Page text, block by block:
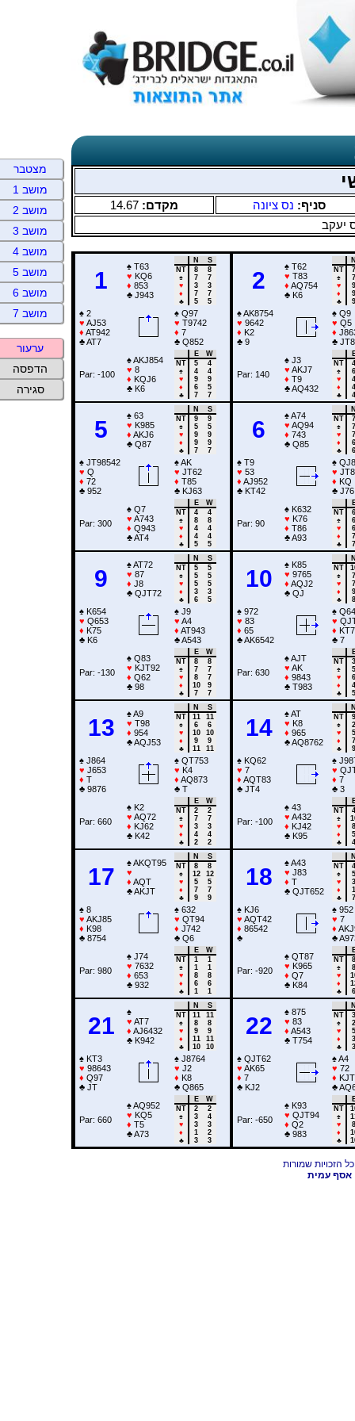
סניף: נס ציונה מקדם: 14.67
יעקב
1
♠ T63
♥ KQ6
♦ 853
♣ J943
N
S
NT
8
8
♠
7
7
♥
3
3
♦
7
7
♣
5 5
♠ 2
♥ AJ53
♦ AT942
♣AT7
♠ Q97
♥ T9742
♦ 7
♣ Q852
Par: -100
♠AKJ854
♥ 8
♦ KQJ6
♣ K6
E
W
NT
5
4
♠
4
4
♥
9
9
♦
6
5
♣
7 7
2
♠ T62
♥ T83
♦ AQ754
♣ K6
NT
7
♠
7
♥
9
♦
9
♣
9
♠AK8754
♥ 9642
♦ K2
♣ 9
♠ Q9
♥ Q5
♦
♣
Par: 140
♠ J3
♥ AKJ7
♦ T9
♣AQ432
NT
4
♠
6
♥
4
♦
4
♣
4
5
♠ 63
♥ K985
♦ AKJ6
♣ Q87
N
S
NT
9
9
♠
5
5
♥
9
9
♦
9
9
♣
7 7
♠ JT98542
♥ Q
♦ 72
♣ 952
♠AK
♥ JT62
♦ T85
♣ KJ63
Par: 300
♠ Q7
♥ A743
♦ Q943
♣AT4
E
W
NT
4
4
♠
8
8
♥
4
4
♦
4
4
♣
5 5
6
♠A74
♥ AQ94
♦ 743
♣ Q85
NT
7
♠
7
♥
7
♦
6
♣
6
♠ T9
♥ 53
♦ AJ952
♣ KT42
♠
♥
♦ KQ
♣ J76
Par: 90
♠ K632
♥ K76
♦ T86
♣A93
NT
6
♠
6
♥
6
♦
7
♣
7
9
♠AT72
♥ 87
♦ J8
♣ QJT72
N
S
NT
5
5
♠
5
5
♥
5
5
♦
3
3
♣
6 5
♠ K654
♥ Q653
♦ K75
♣ K6
♠ J9
♥ A4
♦ AT943
♣A543
Par: -130
♠ Q83
♥ KJT92
♦ Q62
♣ 98
E
W
NT
8
8
♠
7
7
♥
8
7
♦
10
9
♣
7 7
10
♠ K85
♥ 9765
♦ AQJ2
♣ QJ
NT
♠
7
♥
7
♦
9
♣
8
♠ 972
♥ 83
♦ 65
♣AK6542
♠
♥
♦ KT7
♣ 7
Par: 630
♠AJT
♥ AK
♦ 9843
♣ T983
NT
3
♠
5
♥
6
♦
4
♣
5
13
♠A9
♥ T98
♦ 954
♣AQJ53
N
S
NT
11
11
♠
6
6
♥
10
10
♦
9
9
♣
11 11
♠ J864
♥ J653
♦ T
♣ 9876
♠ QT753
♥ K4
♦ AQ873
♣ T
Par: 660
♠ K2
♥ AQ72
♦ KJ62
♣ K42
E
W
NT
2
2
♠
7
7
♥
3
3
♦
4
4
♣
2 2
14
♠AT
♥ K8
♦ 965
♣AQ8762
NT
9
♠
2
♥
5
♦
7
♣
9
♠ KQ62
♥ 7
♦ AQT83
♣ JT4
♠
♥
♦ 7
♣ 3
Par: -100
♠ 43
♥ A432
♦ KJ42
♣ K95
NT
4
♠
♥
8
♦
5
♣
4
17
♠AKQT95
♥
♦ AQT
♣AKJT
N
S
NT
8
8
♠
12
12
♥
5
5
♦
7
7
♣
9 9
♠ 8
♥ AKJ85
♦ K98
♣ 8754
♠ 632
♥ QT94
♦ J742
♣ Q6
Par: 980
♠ J74
♥ 7632
♦ 653
♣ 932
E
W
NT
1
1
♠
1
1
♥
8
8
♦
6
6
♣
1 1
18
♠A43
♥ J83
♦ T
♣ QJT652
NT
4
♠
5
♥
3
♦
1
♣
7
♠ KJ6
♥ AQT42
♦ 86542
♣
♠ 952
♥ 7
♦
♣
Par: -920
♠ QT87
♥ K965
♦ Q7
♣ K84
NT
8
♠
8
♥
♦
♣
6
21
♠
♥ AT7
♦ AJ6432
♣ K942
N
S
NT
11
11
♠
8
8
♥
9
9
♦
11
11
♣
10 10
♠ KT3
♥ 98643
♦ Q97
♣ JT
♠ J8764
♥ J2
♦ K8
♣ Q865
Par: 660
♠AQ952
♥ KQ5
♦ T5
♣A73
E
W
NT
2
2
♠
3
4
♥
3
3
♦
1
2
♣
3 3
22
♠ 875
♥ 83
♦ A543
♣ T754
NT
3
♠
2
♥
5
♦
3
♣
3
♠ QJT62
♥ AK65
♦ 7
♣ KJ2
♠A4
♥ 72
♦
♣
Par: -650
♠ K93
♥ QJT94
♦ Q2
♣ 983
NT
♠
♥
8
♦
♣
אסף עמית
מצטבר
מושב 1
מושב 2
מושב 3
מושב 4
מושב 5
מושב 6
מושב 7
ערעור
הדפסה
סגירה